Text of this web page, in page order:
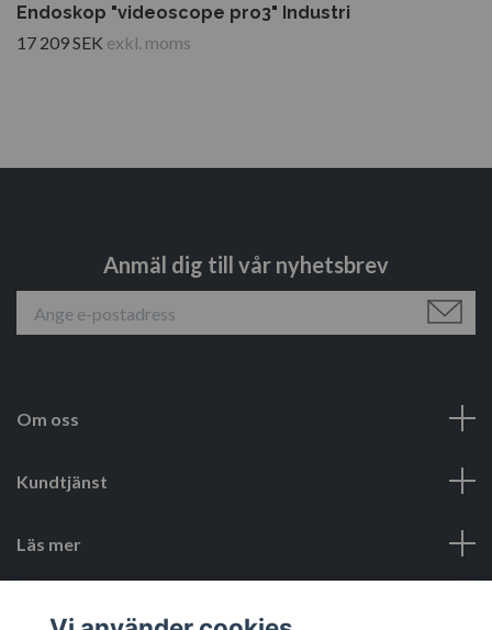
Endoskop "videoscope pro3" Industri
17 209 SEK exkl. moms
Anmäl dig till vår nyhetsbrev
Om oss
Kundtjänst
Läs mer